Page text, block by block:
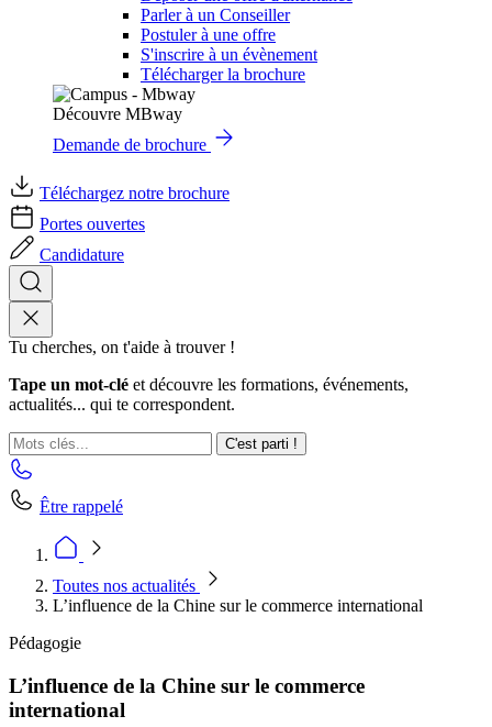
Parler à un Conseiller
Postuler à une offre
S'inscrire à un évènement
Télécharger la brochure
Découvre MBway
Demande de brochure
Téléchargez notre brochure
Portes ouvertes
Candidature
Tu cherches, on t'aide à trouver !
Tape un mot-clé et découvre les formations, événements,
actualités... qui te correspondent.
C'est parti !
Être rappelé
Toutes nos actualités
L’influence de la Chine sur le commerce international
Pédagogie
L’influence de la Chine sur le commerce
international